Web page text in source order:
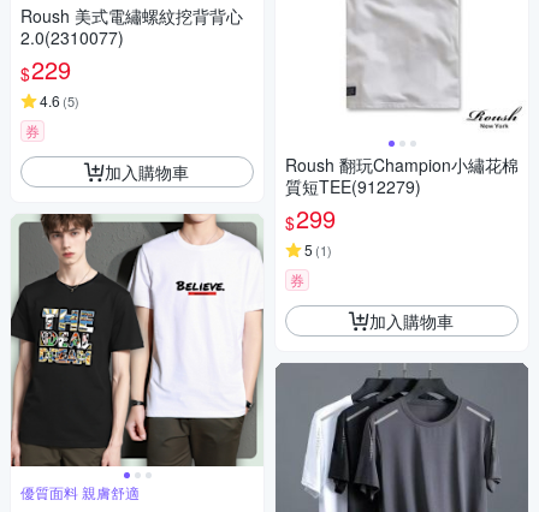
Roush 美式電繡螺紋挖背背心
2.0(2310077)
$229
4.6 (5)
券
加入購物車
優質面料 親膚舒適
Roush 翻玩Champion小繡花棉
質短TEE(912279)
$299
5 (1)
券
加入購物車